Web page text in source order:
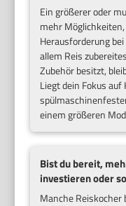
Ein größerer oder
mehr
Herausforderung
allem Reis
Zubehör besitzt,
Liegt dein Fokus
einem größeren
Bist du bereit,
investieren oder
Manche